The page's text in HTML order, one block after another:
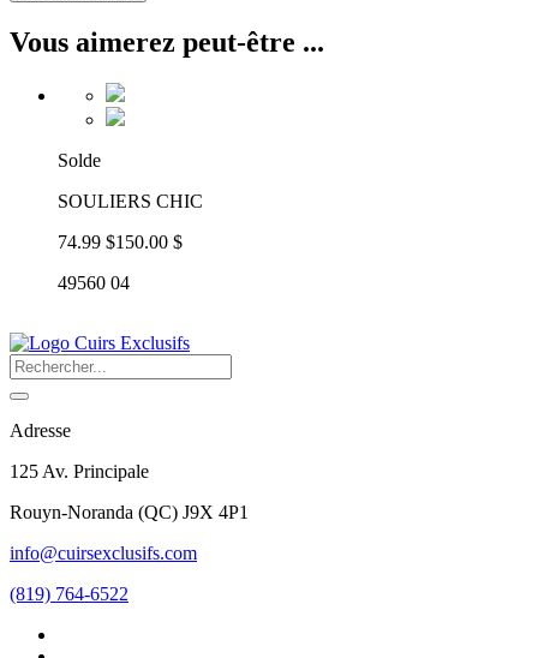
Vous aimerez peut-être ...
Solde
SOULIERS CHIC
74.99 $150.00 $
49560 04
Adresse
125 Av. Principale
Rouyn-Noranda (QC) J9X 4P1
info@cuirsexclusifs.com
(819) 764-6522